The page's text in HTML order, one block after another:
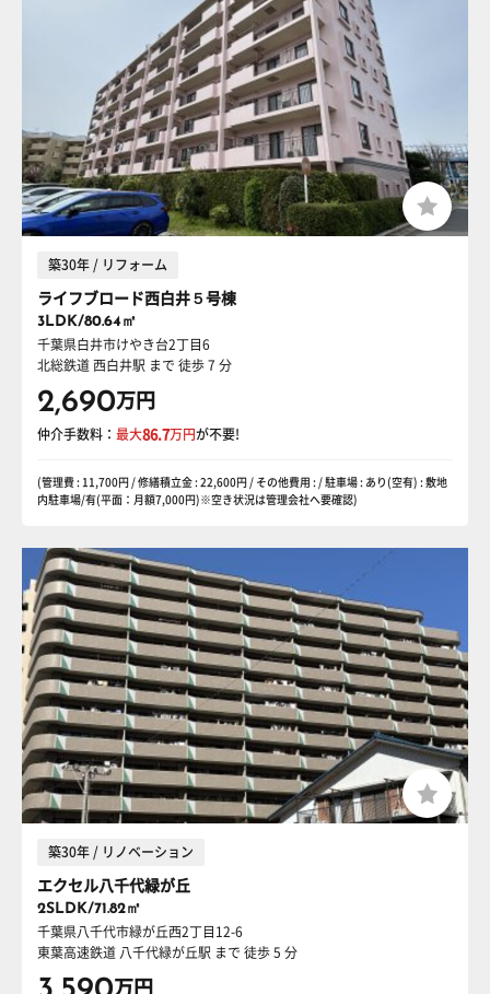
築30年 / リフォーム
ライフブロード西白井５号棟
3LDK/80.64㎡
千葉県白井市けやき台2丁目6
北総鉄道 西白井駅 まで 徒歩 7 分
2,690万円
仲介手数料： 最大86.7万円が不要!
(管理費 : 11,700円 / 修繕積立金 : 22,600円 / その他費用 : / 駐車場 : あり(空有) : 敷地
内駐車場/有(平面：月額7,000円)※空き状況は管理会社へ要確認)
築30年 / リノベーション
エクセル八千代緑が丘
2SLDK/71.82㎡
千葉県八千代市緑が丘西2丁目12-6
東葉高速鉄道 八千代緑が丘駅 まで 徒歩 5 分
万円